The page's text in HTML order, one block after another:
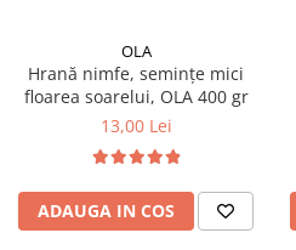
OLA
Hrană nimfe, semințe mici
floarea soarelui, OLA 400 gr
13,00 Lei
ADAUGA IN COS